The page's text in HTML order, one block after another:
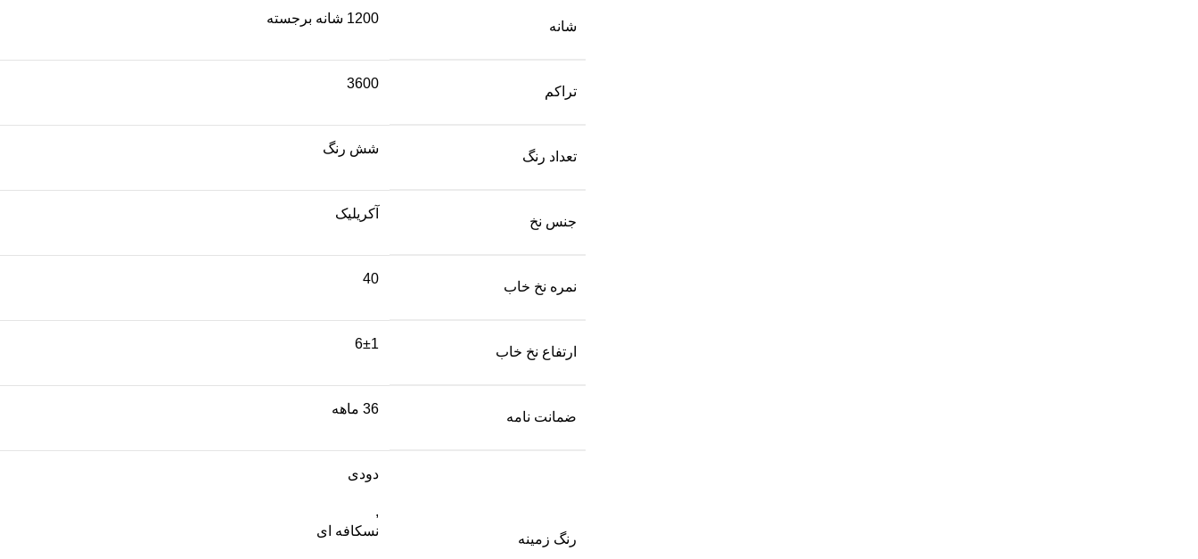
شانه
1200 شانه برجسته
تراکم
3600
تعداد رنگ
شش رنگ
جنس نخ
آکریلیک
نمره نخ خاب
40
ارتفاع نخ خاب
6±1
ضمانت نامه
36 ماهه
رنگ زمینه
دودی
,
نسکافه ای